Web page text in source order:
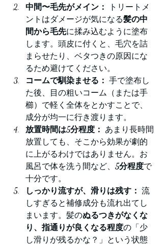
中間〜毛先がメイン：
トリートメ
ントはダメージが気になる髪の中
間から毛先に揉み込むように塗布
します。頭皮に付くと、毛穴を詰
まらせたり、ベタつきの原因にな
るため避けてください。
コームで馴染ませる： 手で塗布し
た後、目の粗いコーム（または手
櫛）で軽く全体をとかすことで、
成分が均一に行き渡ります。
放置時間は5分程度： あまり長時間
放置しても、そこから効果が劇的
に上がるわけではありません。お
風呂で体を洗う間など、 5分程度で
十分です。
しっかり流すが、滑りは残す： 流
しすぎると補修成分も流れ出てし
まいます。髪のぬるつきがなくな
り、指通りが良くなる程度の「少
し滑りが残るかな？」という状態